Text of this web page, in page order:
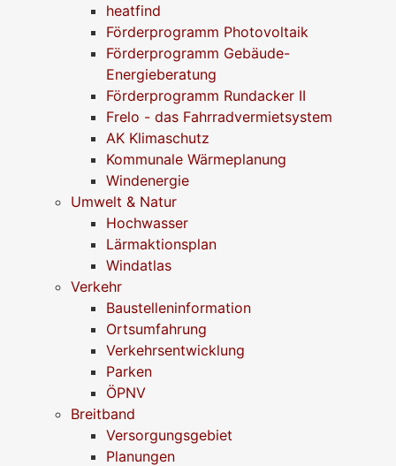
heatfind
Förderprogramm Photovoltaik
Förderprogramm Gebäude-
Energieberatung
Förderprogramm Rundacker II
Frelo - das Fahrradvermietsystem
AK Klimaschutz
Kommunale Wärmeplanung
Windenergie
Umwelt & Natur
Hochwasser
Lärmaktionsplan
Windatlas
Verkehr
Baustelleninformation
Ortsumfahrung
Verkehrsentwicklung
Parken
ÖPNV
Breitband
Versorgungsgebiet
Planungen